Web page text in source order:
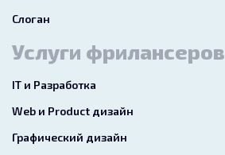
Слоган
Услуги фрилансеров
IT и Разработка
Web и Product дизайн
Графический дизайн